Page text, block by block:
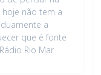
não tem a
a
que é fonte
Rio Mar